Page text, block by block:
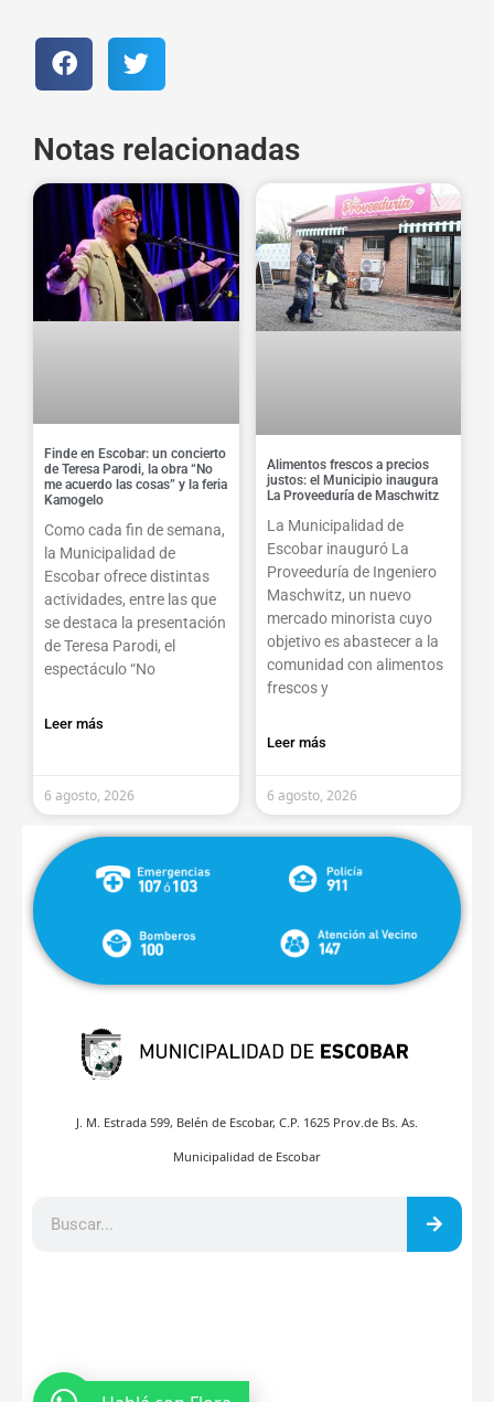
Notas relacionadas
Finde en Escobar: un concierto
de Teresa Parodi, la obra “No
me acuerdo las cosas” y la feria
Kamogelo
Como cada fin de semana,
la Municipalidad de
Escobar ofrece distintas
actividades, entre las que
se destaca la presentación
de Teresa Parodi, el
espectáculo “No
Leer más
6 agosto, 2026
Alimentos frescos a precios
justos: el Municipio inaugura
La Proveeduría de Maschwitz
La Municipalidad de
Escobar inauguró La
Proveeduría de Ingeniero
Maschwitz, un nuevo
mercado minorista cuyo
objetivo es abastecer a la
comunidad con alimentos
frescos y
Leer más
6 agosto, 2026
J. M. Estrada 599, Belén de Escobar, C.P. 1625 Prov.de Bs. As.
Municipalidad de Escobar